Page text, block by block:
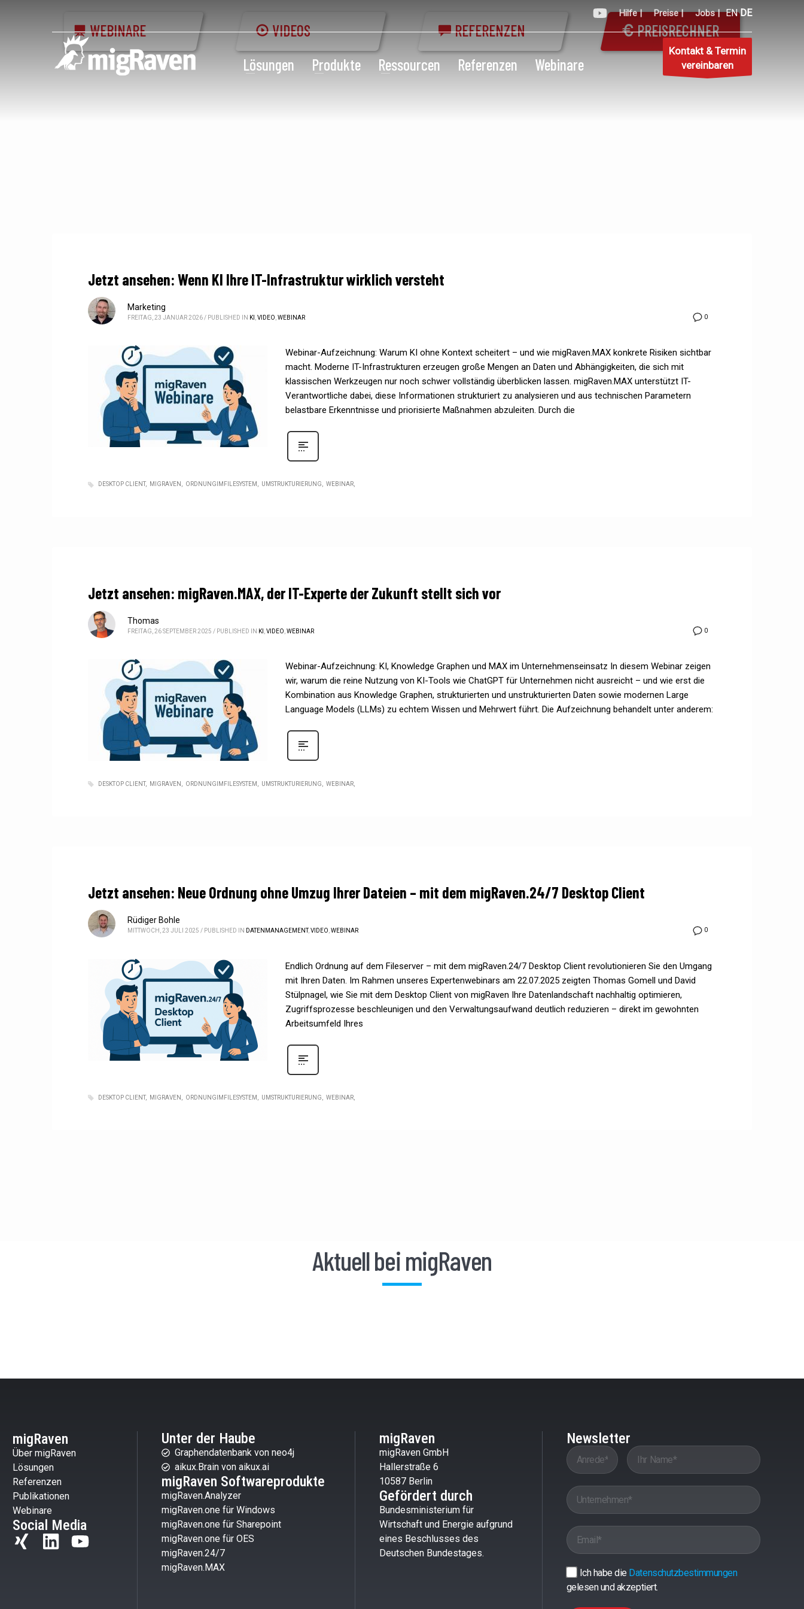
Hilfe | Preise | Jobs | EN DE
Lösungen Produkte Ressourcen Referenzen Webinare
Kontakt & Termin
vereinbaren
WEBINARE VIDEOS REFERENZEN PREISRECHNER
Jetzt ansehen: Wenn KI Ihre IT-Infrastruktur wirklich versteht
0
Marketing
FREITAG, 23 JANUAR 2026 / PUBLISHED IN KI VIDEO WEBINAR
Webinar-Aufzeichnung: Warum KI ohne Kontext scheitert – und wie migRaven.MAX konkrete Risiken sichtbar
macht. Moderne IT-Infrastrukturen erzeugen große Mengen an Daten und Abhängigkeiten, die sich mit
klassischen Werkzeugen nur noch schwer vollständig überblicken lassen. migRaven.MAX unterstützt IT-
Verantwortliche dabei, diese Informationen strukturiert zu analysieren und aus technischen Parametern
belastbare Erkenntnisse und priorisierte Maßnahmen abzuleiten. Durch die
DESKTOP CLIENT MIGRAVEN ORDNUNGIMFILESYSTEM UMSTRUKTURIERUNG WEBINAR
Jetzt ansehen: migRaven.MAX, der IT-Experte der Zukunft stellt sich vor
0
Thomas
FREITAG, 26 SEPTEMBER 2025 / PUBLISHED IN KI VIDEO WEBINAR
Webinar-Aufzeichnung: KI, Knowledge Graphen und MAX im Unternehmenseinsatz In diesem Webinar zeigen
wir, warum die reine Nutzung von KI-Tools wie ChatGPT für Unternehmen nicht ausreicht – und wie erst die
Kombination aus Knowledge Graphen, strukturierten und unstrukturierten Daten sowie modernen Large
Language Models (LLMs) zu echtem Wissen und Mehrwert führt. Die Aufzeichnung behandelt unter anderem:
DESKTOP CLIENT MIGRAVEN ORDNUNGIMFILESYSTEM UMSTRUKTURIERUNG WEBINAR
Jetzt ansehen: Neue Ordnung ohne Umzug Ihrer Dateien – mit dem migRaven.24/7 Desktop Client
0
Rüdiger Bohle
MITTWOCH, 23 JULI 2025 / PUBLISHED IN DATENMANAGEMENT ,VIDEO,WEBINAR
Endlich Ordnung auf dem Fileserver – mit dem migRaven.24/7 Desktop Client revolutionieren Sie den Umgang
mit Ihren Daten. Im Rahmen unseres Expertenwebinars am 22.07.2025 zeigten Thomas Gomell und David
Stülpnagel, wie Sie mit dem Desktop Client von migRaven Ihre Datenlandschaft nachhaltig optimieren,
Zugriffsprozesse beschleunigen und den Verwaltungsaufwand deutlich reduzieren – direkt im gewohnten
Arbeitsumfeld Ihres
DESKTOP CLIENT MIGRAVEN ORDNUNGIMFILESYSTEM UMSTRUKTURIERUNG WEBINAR
Aktuell bei migRaven
migRaven
Über migRaven
Lösungen
Referenzen
Publikationen
Webinare
Social Media
Unter der Haube
Graphendatenbank von neo4j
aikux.Brain von aikux.ai
migRaven Softwareprodukte
migRaven.Analyzer
migRaven.one für Windows
migRaven.one für Sharepoint
migRaven.one für OES
migRaven.24/7
migRaven.MAX
migRaven
migRaven GmbH
Hallerstraße 6
10587 Berlin
Gefördert durch
Bundesministerium für
Wirtschaft und Energie aufgrund
eines Beschlusses des
Deutschen Bundestages.
Newsletter
Ich habe die Datenschutzbestimmungen
gelesen und akzeptiert.